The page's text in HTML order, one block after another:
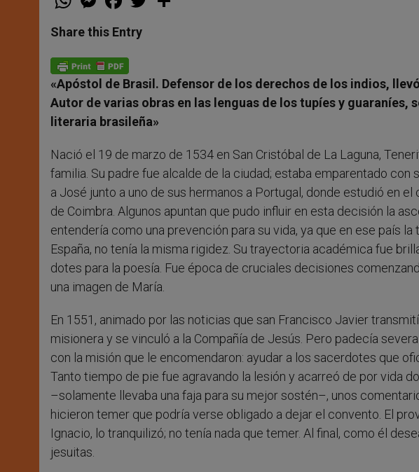
t
s
p
p
e
s
e
g
e
r
a
e
b
o
k
w
Share this Entry
«Apóstol de Brasil. Defensor de los derechos de los indios,
Autor de varias obras en las lenguas de los tupíes y
literaria brasileña»
Nació el 19 de marzo de 1534 en San Cristóbal de La Laguna,
familia. Su padre fue alcalde de la ciudad; estaba emparentado con
a José junto a uno de sus hermanos a Portugal, donde estudió en
de Coimbra. Algunos apuntan que pudo influir en esta decisión la
entendería como una prevención para su vida, ya que en ese país
España, no tenía la misma rigidez. Su trayectoria académica fue
dotes para la poesía. Fue época de cruciales decisiones
una imagen de María.
En 1551, animado por las noticias que san Francisco Javier
misionera y se vinculó a la Compañía de Jesús. Pero padecía
con la misión que le encomendaron: ayudar a los sacerdotes que
Tanto tiempo de pie fue agravando la lesión y acarreó de por vida
–solamente llevaba una faja para su mejor sostén–, unos
hicieron temer que podría verse obligado a dejar el convento. El
Ignacio, lo tranquilizó; no tenía nada que temer. Al final, como él
jesuitas.